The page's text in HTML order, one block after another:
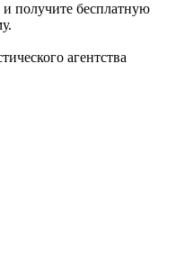
получите бесплатную
агентства